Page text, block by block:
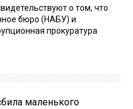
о том, что
бюро (НАБУ) и
прокуратура
маленького